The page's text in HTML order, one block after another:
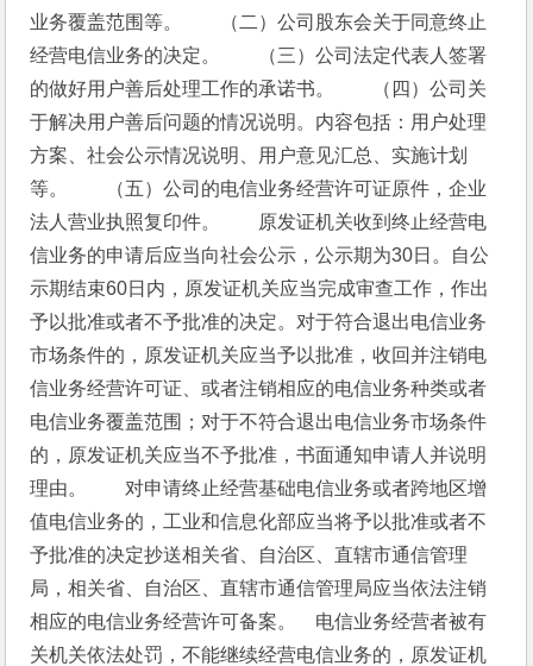
业务覆盖范围等。　　（二）公司股东会关于同意终止
经营电信业务的决定。　　（三）公司法定代表人签署
的做好用户善后处理工作的承诺书。　　（四）公司关
于解决用户善后问题的情况说明。内容包括：用户处理
方案、社会公示情况说明、用户意见汇总、实施计划
等。　　（五）公司的电信业务经营许可证原件，企业
法人营业执照复印件。　　原发证机关收到终止经营电
信业务的申请后应当向社会公示，公示期为30日。自公
示期结束60日内，原发证机关应当完成审查工作，作出
予以批准或者不予批准的决定。对于符合退出电信业务
市场条件的，原发证机关应当予以批准，收回并注销电
信业务经营许可证、或者注销相应的电信业务种类或者
电信业务覆盖范围；对于不符合退出电信业务市场条件
的，原发证机关应当不予批准，书面通知申请人并说明
理由。　　对申请终止经营基础电信业务或者跨地区增
值电信业务的，工业和信息化部应当将予以批准或者不
予批准的决定抄送相关省、自治区、直辖市通信管理
局，相关省、自治区、直辖市通信管理局应当依法注销
相应的电信业务经营许可备案。　电信业务经营者被有
关机关依法处罚，不能继续经营电信业务的，原发证机